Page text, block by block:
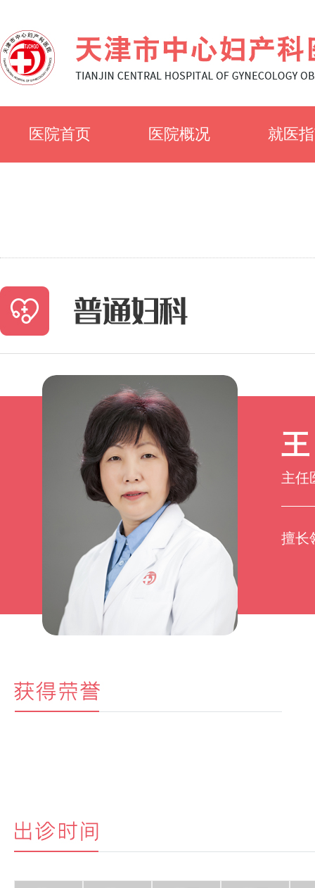
医院首页 医院概况 就医
主任
擅长